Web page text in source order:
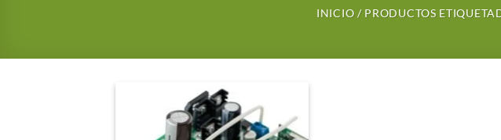
INICIO /PRODUCTOS